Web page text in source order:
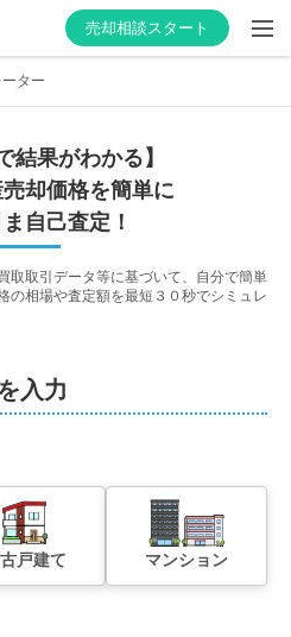
売却相談スタート
ター
結果がわかる】
却価格を簡単に
自己査定！
取取引データ等に基づいて、自分で簡単
の相場や査定額を最短３０秒でシミュレ
入力
戸建て マンション